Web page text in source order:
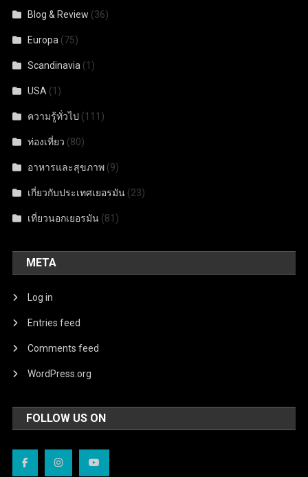
Blog & Review (36)
Europa (75)
Scandinavia (1)
USA (1)
ความรู้ทั่วไป (111)
ท่องเที่ยว (80)
อาหารและสุขภาพ (9)
เกี่ยวกับประเทศเยอรมัน (23)
เที่ยวนอกเยอรมัน (81)
META
Log in
Entries feed
Comments feed
WordPress.org
FOLLOW US ON